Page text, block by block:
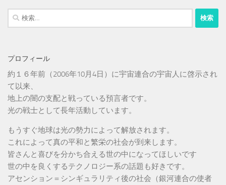
検
索:
プロフィール
約１６年前（2006年10月4日）に宇宙連合の宇宙人に啓示され
て以来、
地上の闇の支配と戦っている預言者です。
光の戦士として長年活動しています。
もうすぐ地球は光の勢力によって解放されます。
これによって真の平和と繁栄の社会が到来します。
皆さんと喜びを分かち合える世の中になってほしいです
世の中を良くするテクノロジー系の話題も好きです。
アセンション＝シンギュラリティ後の社会（銀河連合の使者